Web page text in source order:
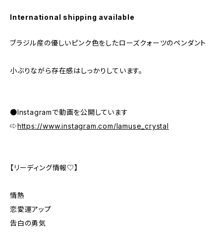
International shipping available
ブラジル産の優しいピンク色をしたローズクォーツのペンダント
小ぶりながら存在感はしっかりしています。
●Instagramで動画を公開しています
⇨https://www.instagram.com/lamuse_crystal
【リーディング情報♡】
情熱
恋愛運アップ
告白の勇気